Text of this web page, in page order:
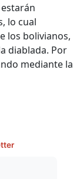
lo cual
los bolivianos,
diablada. Por
mediante la